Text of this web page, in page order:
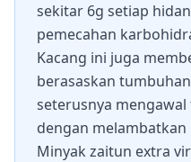
sekitar 6g setiap
pemecahan
Kacang ini juga
berasaskan
seterusnya
dengan
Minyak zaitun extra